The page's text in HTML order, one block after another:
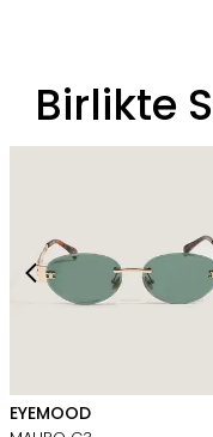
Birlikte
EYEMOOD